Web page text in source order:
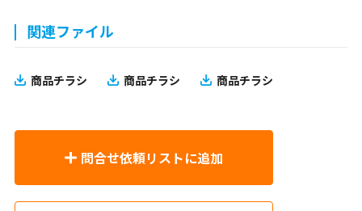
関連ファイル
商品チラシ 商品チラシ 商品チラシ
問合せ依頼リストに追加